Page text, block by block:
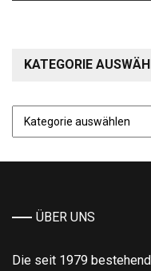
KATEGORIE
auswählen
und
ÜBER UNS
Die seit 1979